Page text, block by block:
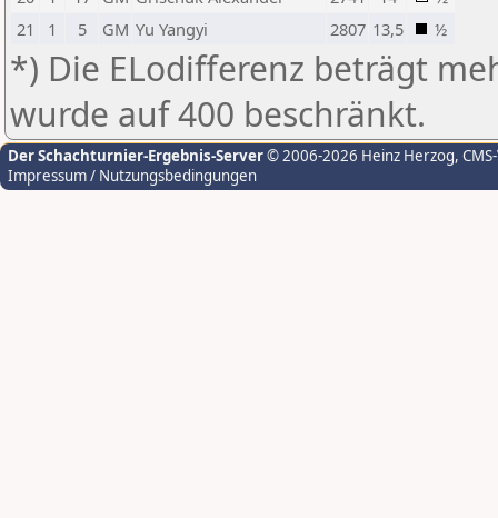
21
1 5 GM Yu Yangyi 2807 13,5 ½
*) Die ELodifferenz beträgt
wurde auf 400 beschränkt.
Der Schachturnier-Ergebnis-Server© 2006-2026 Heinz Herzog,
Impressum / Nutzungsbedingungen